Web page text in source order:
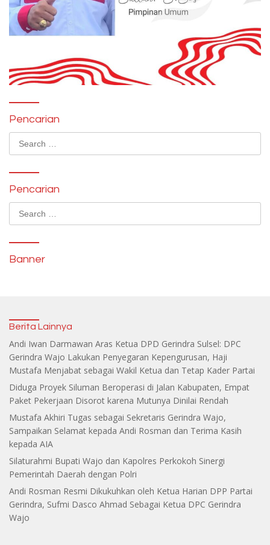
Pencarian
Search
for:
Pencarian
Search
for:
Banner
Berita Lainnya
Andi Iwan Darmawan Aras Ketua DPD Gerindra Sulsel: DPC
Gerindra Wajo Lakukan Penyegaran Kepengurusan, Haji
Mustafa Menjabat sebagai Wakil Ketua dan Tetap Kader Partai
Diduga Proyek Siluman Beroperasi di Jalan Kabupaten, Empat
Paket Pekerjaan Disorot karena Mutunya Dinilai Rendah
Mustafa Akhiri Tugas sebagai Sekretaris Gerindra Wajo,
Sampaikan Selamat kepada Andi Rosman dan Terima Kasih
kepada AIA
Silaturahmi Bupati Wajo dan Kapolres Perkokoh Sinergi
Pemerintah Daerah dengan Polri
Andi Rosman Resmi Dikukuhkan oleh Ketua Harian DPP Partai
Gerindra, Sufmi Dasco Ahmad Sebagai Ketua DPC Gerindra
Wajo